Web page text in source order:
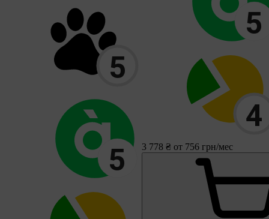
3 778 ₴ от 756 грн/мес